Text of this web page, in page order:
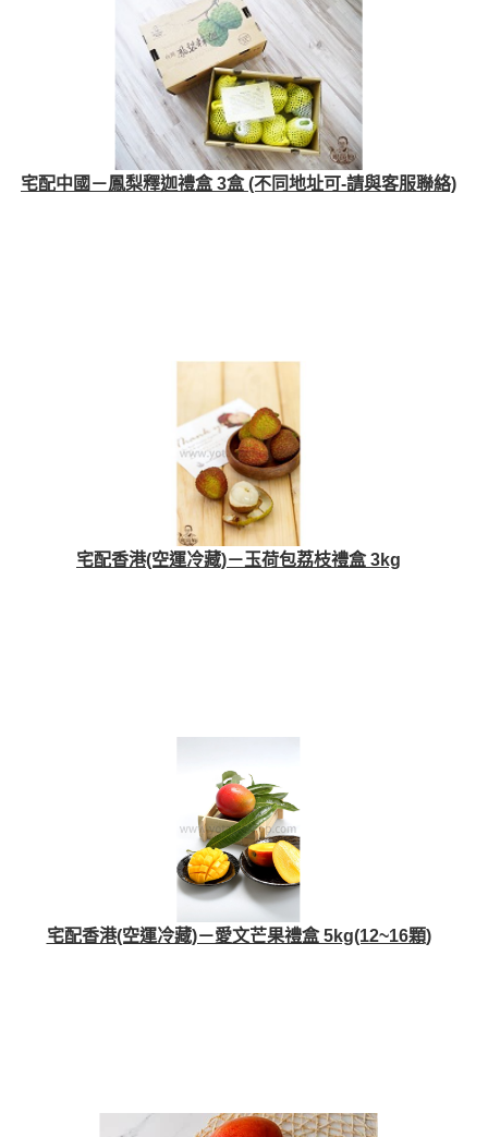
宅配中國－鳳梨釋迦禮盒 3盒 (不同地址可-請與客服聯絡)
宅配香港(空運冷藏)－玉荷包荔枝禮盒 3kg
宅配香港(空運冷藏)－愛文芒果禮盒 5kg(12~16顆)